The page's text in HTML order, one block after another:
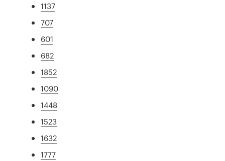
1137
707
601
682
1852
1090
1448
1523
1632
1777